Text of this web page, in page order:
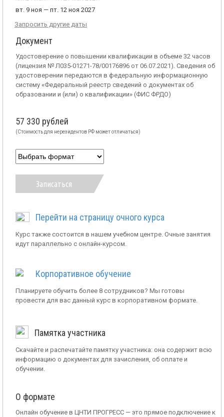
вт. 9 ноя — пт. 12 ноя 2027
Запросить другие даты
Документ
Удостоверение о повышении квалификации в объеме 32 часов
(лицензия № Л035-01271-78/00176896 от 06.07.2021). Сведения об
удостоверении передаются в федеральную информационную
систему «Федеральный реестр сведений о документах об
образовании и (или) о квалификации» (ФИС ФРДО)
57 330 рублей
(Стоимость для нерезидентов РФ может отличаться)
Записаться
Перейти на страницу очного курса
Курс также состоится в нашем учебном центре. Очные занятия
идут параллельно с онлайн-курсом.
Корпоративное обучение
Планируете обучить более 8 сотрудников? Мы готовы
провести для вас данный курс в корпоративном формате.
Памятка участника
Скачайте и распечатайте памятку участника: она содержит всю
информацию о документах для зачисления, об оплате и
обучении.
О формате
Онлайн обучение в ЦНТИ ПРОГРЕСС — это прямое подключение к